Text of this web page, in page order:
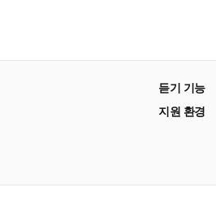
듣기 기능
지원 환경